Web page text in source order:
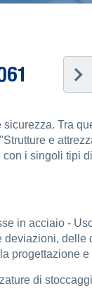
Tra
e
i singoli tipi
in acciaio -
progettazione
di